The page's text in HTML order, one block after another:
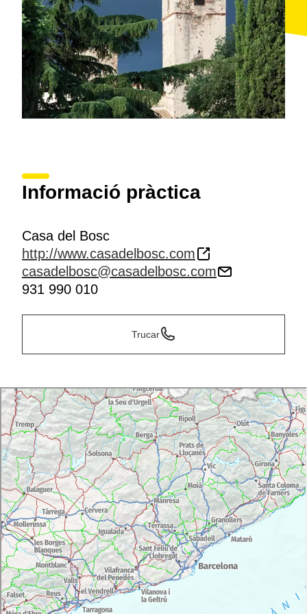
Informació pràctica
Casa del Bosc
http://www.casadelbosc.com
casadelbosc@casadelbosc.com
931 990 010
Trucar